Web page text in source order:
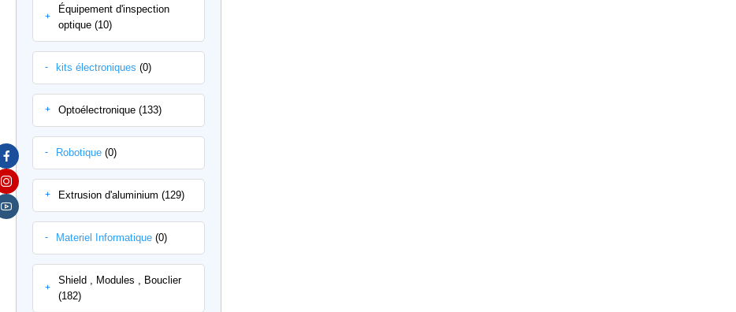
+
Équipement d'inspection
optique (10)
- kits électroniques (0)
+ Optoélectronique (133)
- Robotique (0)
+ Extrusion d'aluminium (129)
- Materiel Informatique (0)
+
Shield , Modules , Bouclier
(182)